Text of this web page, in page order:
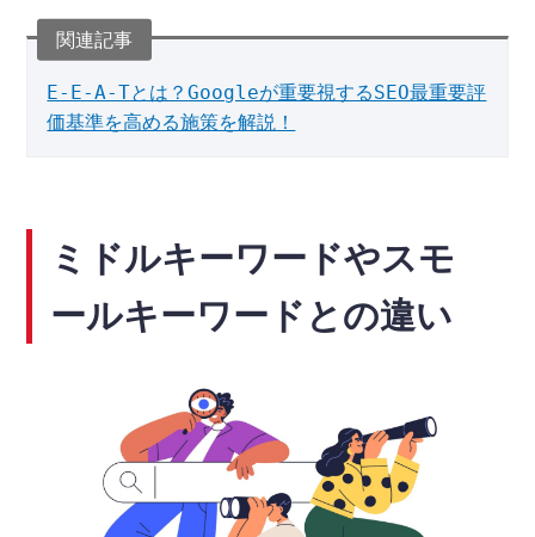
E-E-A-Tとは？Googleが重要視するSEO最重要評
価基準を高める施策を解説！
ミドルキーワードやスモ
ールキーワードとの違い